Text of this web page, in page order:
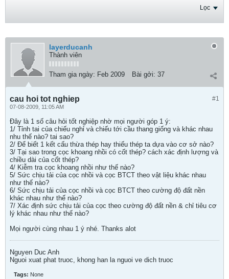
Lọc
layerducanh
Thành viên
Tham gia ngày: Feb 2009 Bài gởi: 37
#1
cau hoi tot nghiep
07-08-2009, 11:05 AM
Đây là 1 số câu hỏi tốt nghiệp nhờ mọi người góp 1 ý:
1/ Tỉnh tai của chiếu nghỉ và chiếu tới cầu thang giống và khác nhau
nhu thế nào? tai sao?
2/ Để biết 1 kết cấu thừa thép hay thiếu thép ta dựa vào cơ sở nào?
3/ Tại sao trong cọc khoang nhồi có cốt thép? cách xác định lượng và
chiều dài của cốt thép?
4/ Kiễm tra cọc khoang nhồi như thế nào?
5/ Sức chịu tải của cọc nhồi và cọc BTCT theo vật liệu khác nhau
như thế nào?
6/ Sức chịu tải của cọc nhồi và cọc BTCT theo cường độ đất nền
khác nhau như thế nào?
7/ Xác định sức chịu tải của cọc theo cường độ đất nền & chỉ tiêu cơ
lý khác nhau như thế nào?
Mọi người cùng nhau 1 ý nhé. Thanks alot
Nguyen Duc Anh
Nguoi xuat phat truoc, khong han la nguoi ve dich truoc
Tags: None